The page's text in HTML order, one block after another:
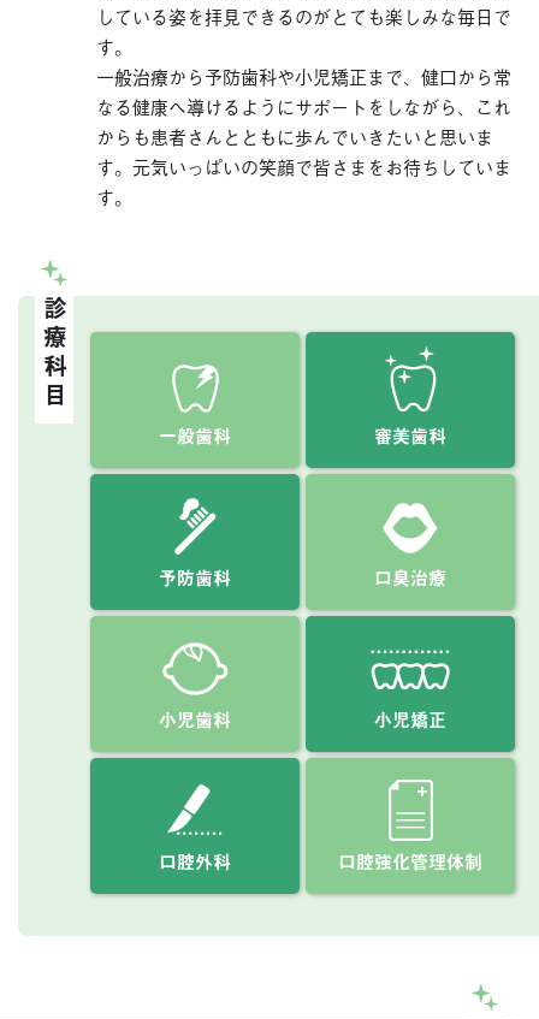
している姿を拝見できるのがとても楽しみな毎日で
す。
一般治療から予防歯科や小児矯正まで、健口から常
なる健康へ導けるようにサポートをしながら、これ
からも患者さんとともに歩んでいきたいと思いま
す。元気いっぱいの笑顔で皆さまをお待ちしていま
す。
診療科目
一般歯科 審美歯科
予防歯科 口臭治療
小児歯科 小児矯正
口腔外科 口腔強化管理体制